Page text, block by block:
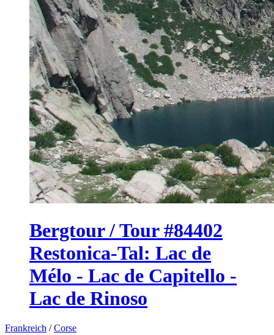
Bergtour / Tour #84402
Restonica-Tal: Lac de
Mélo - Lac de Capitello -
Lac de Rinoso
Frankreich /Corse